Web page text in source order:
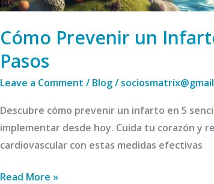
Cómo Prevenir un
Pasos
Leave a Comment / Blog/
Descubre cómo prevenir un infarto en 5
implementar desde hoy. Cuida tu corazón y
cardiovascular con estas medidas efectivas
Read More »